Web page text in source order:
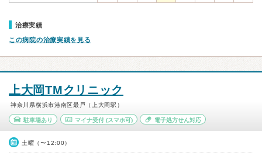
治療実績
この病院の治療実績を見る
上大岡TMクリニック
神奈川県横浜市港南区最戸（上大岡駅）
駐車場あり マイナ受付(スマホ可) 電子処方せん対応
土曜（〜12:00）